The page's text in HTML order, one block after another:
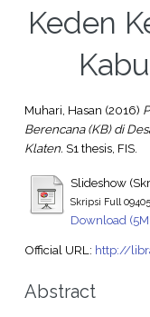
Keden
Muhari, Hasan (2016)
Berencana (KB) di
Klaten. S1 thesis, FIS.
Slideshow
Skripsi Full
Download
Official URL: http://
Abstract